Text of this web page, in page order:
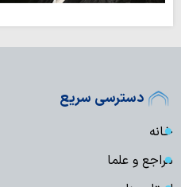
دسترسی سریع
خانه
مراجع و علما